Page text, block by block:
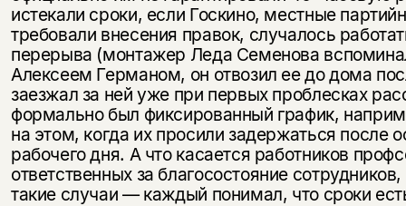
истекали сроки, если Госкино, местные
требовали внесения правок, случалось
перерыва (монтажер Леда Семенова
Алексеем Германом, он отвозил ее до дома
заезжал за ней уже при первых проблесках
формально был фиксированный график,
на этом, когда их просили задержаться после
рабочего дня. А что касается работников
ответственных за благосостояние
такие случаи — каждый понимал, что сроки